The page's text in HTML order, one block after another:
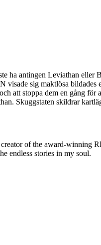
ha antingen Leviathan
sig maktlösa
att stoppa dem en gång
Skuggstaten skildrar
of the award-
endless stories in my soul.